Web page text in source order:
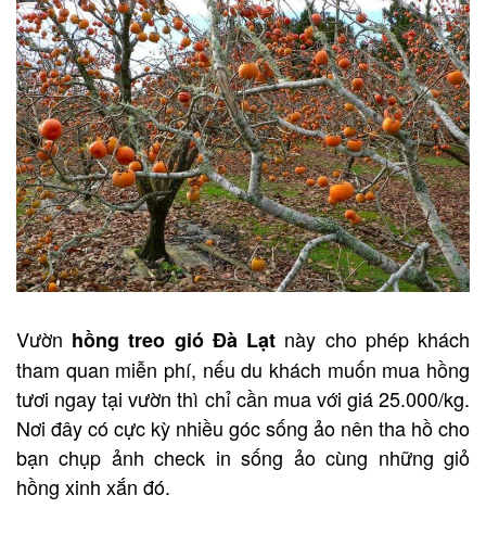
Vườn hồng treo gió Đà Lạt này cho phép khách
tham quan miễn phí, nếu du khách muốn mua hồng
tươi ngay tại vườn thì chỉ cần mua với giá 25.000/kg.
Nơi đây có cực kỳ nhiều góc sống ảo nên tha hồ cho
bạn chụp ảnh check in sống ảo cùng những giỏ
hồng xinh xắn đó.